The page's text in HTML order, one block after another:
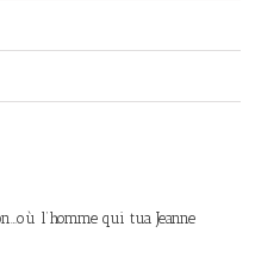
l’homme qui tua Jeanne